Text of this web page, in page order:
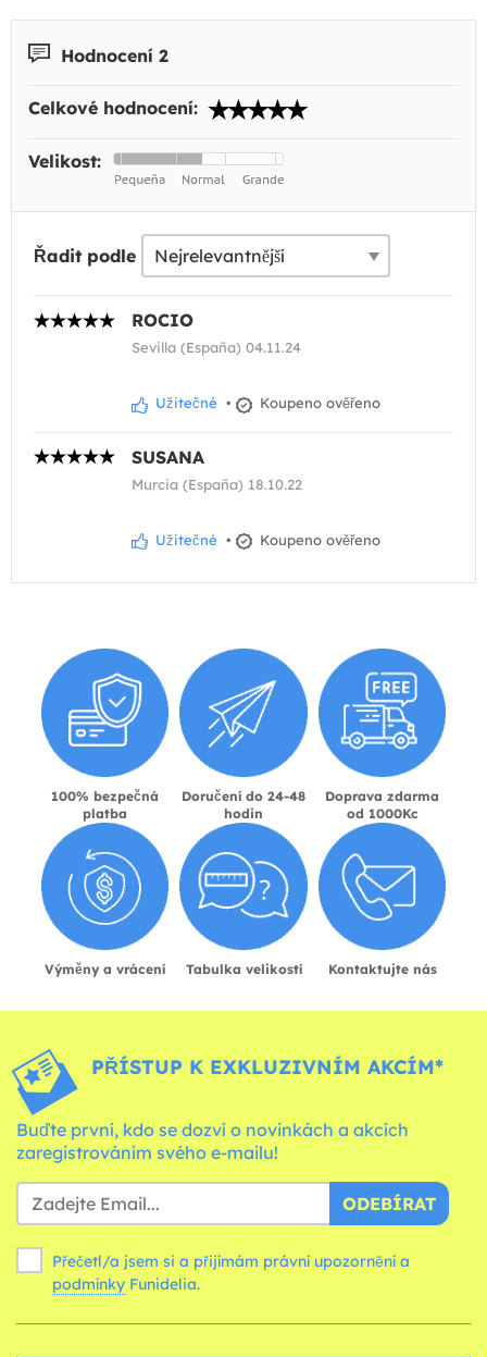
Hodnocení 2
Celkové hodnocení:
Velikost:
Řadit podle
ROCIO
Sevilla (España) 04.11.24
Užitečné • Koupeno ověřeno
SUSANA
Murcia (España) 18.10.22
Užitečné • Koupeno ověřeno
100% bezpečná
platba
Doručení do 24-48
hodin
Doprava zdarma
od 1000Kc
Výměny a vrácení Tabulka velikostí Kontaktujte nás
PŘÍSTUP K EXKLUZIVNÍM AKCÍM*
Buďte první, kdo se dozví o novinkách a akcích
zaregistrováním svého e-mailu!
ODEBÍRAT
Přečetl/a jsem si a přijímám právní upozornění a
podmínky Funidelia.